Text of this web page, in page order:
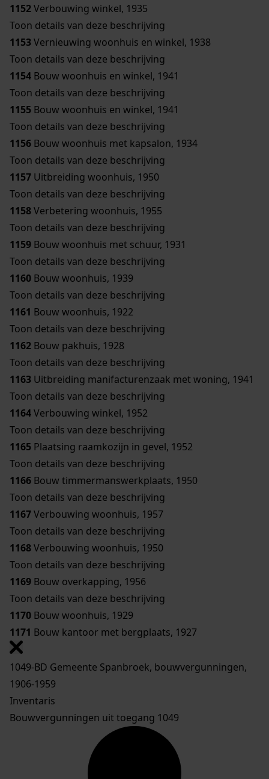
1152Verbouwing winkel, 1935
Toon details van deze beschrijving
1153Vernieuwing woonhuis en winkel, 1938
Toon details van deze beschrijving
1154 Bouw woonhuis en winkel, 1941
Toon details van deze beschrijving
1155 Bouw woonhuis en winkel, 1941
Toon details van deze beschrijving
1156 Bouw woonhuis met kapsalon, 1934
Toon details van deze beschrijving
1157 Uitbreiding woonhuis, 1950
Toon details van deze beschrijving
1158Verbetering woonhuis, 1955
Toon details van deze beschrijving
1159 Bouw woonhuis met schuur, 1931
Toon details van deze beschrijving
1160 Bouw woonhuis, 1939
Toon details van deze beschrijving
1161 Bouw woonhuis, 1922
Toon details van deze beschrijving
1162 Bouw pakhuis, 1928
Toon details van deze beschrijving
1163 Uitbreiding manifacturenzaak met woning, 1941
Toon details van deze beschrijving
1164Verbouwing winkel, 1952
Toon details van deze beschrijving
1165 Plaatsing raamkozijn in gevel, 1952
Toon details van deze beschrijving
1166 Bouw timmermanswerkplaats, 1950
Toon details van deze beschrijving
1167Verbouwing woonhuis, 1957
Toon details van deze beschrijving
1168Verbouwing woonhuis, 1950
Toon details van deze beschrijving
1169 Bouw overkapping, 1956
Toon details van deze beschrijving
1170 Bouw woonhuis, 1929
1171 Bouw kantoor met bergplaats, 1927
1049-BD Gemeente Spanbroek, bouwvergunningen,
1906-1959
Inventaris
Bouwvergunningen uit toegang 1049